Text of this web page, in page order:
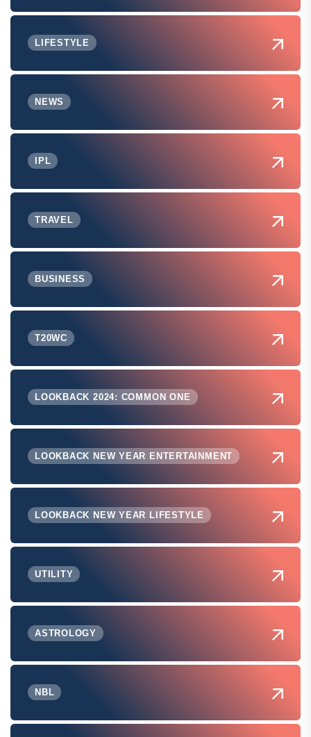
LIFESTYLE
NEWS
IPL
TRAVEL
BUSINESS
T20WC
LOOKBACK 2024: COMMON ONE
LOOKBACK NEW YEAR ENTERTAINMENT
LOOKBACK NEW YEAR LIFESTYLE
UTILITY
ASTROLOGY
NBL